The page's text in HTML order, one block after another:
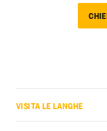
VISITA LE LANGHE